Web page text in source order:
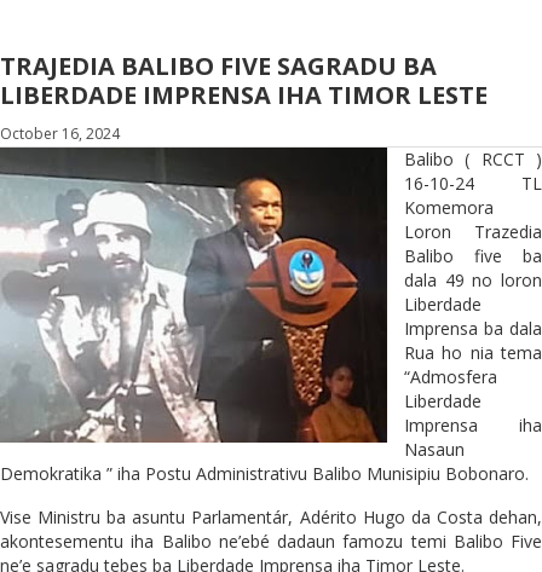
TRAJEDIA BALIBO FIVE SAGRADU BA
LIBERDADE IMPRENSA IHA TIMOR LESTE
October 16, 2024
Balibo ( RCCT )
16-10-24 TL
Komemora
Loron Trazedia
Balibo five ba
dala 49 no loron
Liberdade
Imprensa ba dala
Rua ho nia tema
“Admosfera
Liberdade
Imprensa iha
Nasaun
Demokratika ” iha Postu Administrativu Balibo Munisipiu Bobonaro.
Vise Ministru ba asuntu Parlamentár, Adérito Hugo da Costa dehan,
akontesementu iha Balibo ne’ebé dadaun famozu temi Balibo Five
ne’e sagradu tebes ba Liberdade Imprensa iha Timor Leste.